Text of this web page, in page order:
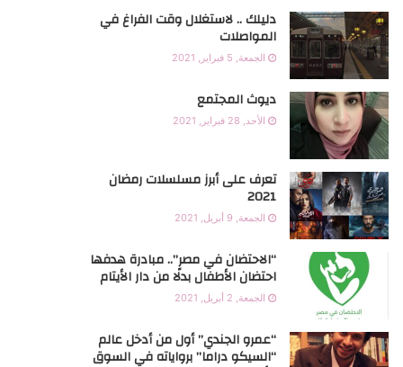
o
o
k
e
r
b
e
g
r
a
دليلك .. لاستغلال وقت الفراغ في
المواصلات
الجمعة, 5 فبراير, 2021
ديوث المجتمع
الأحد, 28 فبراير, 2021
تعرف على أبرز مسلسلات رمضان
2021
الجمعة, 9 أبريل, 2021
“الاحتضان في مصر”.. مبادرة هدفها
احتضان الأطفال بدلًا من دار الأيتام
الجمعة, 2 أبريل, 2021
“عمرو الجندي” أول من أدخل عالم
“السيكو دراما” برواياته في السوق